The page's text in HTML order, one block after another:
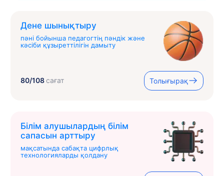
Дене шынықтыру
пәні бойынша педагогтің пәндік және
кәсіби құзыреттілігін дамыту
80/108сағат Толығырақ
Білім алушылардың білім
сапасын арттыру
мақсатында сабақта цифрлық
технологияларды қолдану